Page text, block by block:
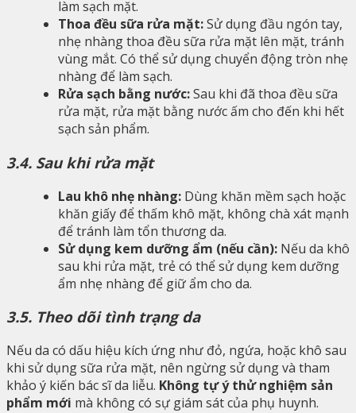
làm sạch mặt.
Thoa đều sữa rửa mặt:Sử dụng đầu ngón tay,
nhẹ nhàng thoa đều sữa rửa mặt lên mặt, tránh
vùng mắt. Có thể sử dụng chuyển động tròn nhẹ
nhàng để làm sạch.
Rửa sạch bằng nước:Sau khi đã thoa đều sữa
rửa mặt, rửa mặt bằng nước ấm cho đến khi hết
sạch sản phẩm.
3.4. Sau khi rửa mặt
Lau khô nhẹ nhàng: Dùng khăn mềm sạch hoặc
khăn giấy để thấm khô mặt, không chà xát mạnh
để tránh làm tổn thương da.
Sử dụng kem dưỡng ẩm (nếu cần): Nếu da khô
sau khi rửa mặt, trẻ có thể sử dụng kem dưỡng
ẩm nhẹ nhàng để giữ ẩm cho da.
3.5. Theo dõi tình trạng da
Nếu da có dấu hiệu kích ứng như đỏ, ngứa, hoặc khô sau
khi sử dụng sữa rửa mặt, nên ngừng sử dụng và tham
khảo ý kiến bác sĩ da liễu. Không tự ý thử nghiệm sản
phẩm mới mà không có sự giám sát của phụ huynh.